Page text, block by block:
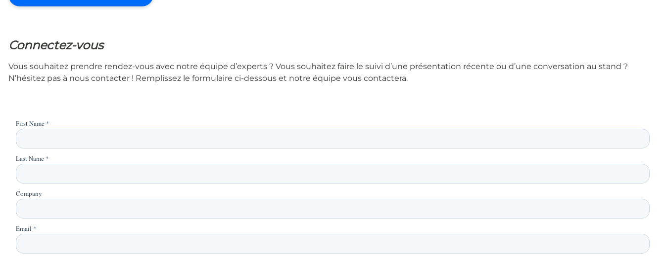
Connectez-vous
Vous souhaitez prendre rendez-vous avec notre équipe d’experts ? Vous souhaitez faire le suivi d’une présentation récente ou d’une conversation au stand ?
N’hésitez pas à nous contacter ! Remplissez le formulaire ci-dessous et notre équipe vous contactera.